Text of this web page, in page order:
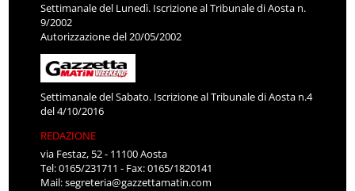
Settimanale del Lunedì. Iscrizione al Tribunale di Aosta n.
9/2002
Autorizzazione del 20/05/2002
Settimanale del Sabato. Iscrizione al Tribunale di Aosta n.4
del 4/10/2016
REDAZIONE
via Festaz, 52 - 11100 Aosta
Tel: 0165/231711 - Fax: 0165/1820141
Mail:segreteria@gazzettamatin.com